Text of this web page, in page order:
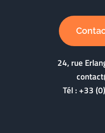
24, rue
Tél :+33